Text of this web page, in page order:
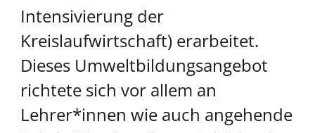
Intensivierung der
Kreislaufwirtschaft) erarbeitet.
Dieses Umweltbildungsangebot
richtete sich vor allem an
Lehrer*innen wie auch angehende